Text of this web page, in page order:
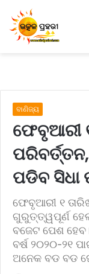
ବାଣିଜ୍ୟ
ଫେବୃଆରୀ
ପଡିବ ସିଧା
ଫେବୃଆରୀ ୧
ଗୁରୁତ୍ତ୍ୱପୂର୍ଣ
ବଜେଟ ପେଶ ହେବ।
ବର୍ଷ ୨୦୨୦-୨୧
ଅନେକ ବଡ ବଡ